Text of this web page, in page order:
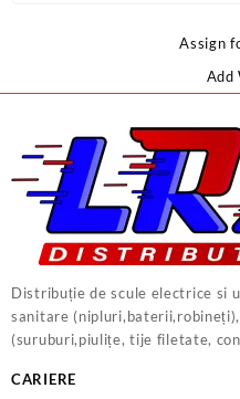
Assign
Add
Distribuție de scule electrice si
sanitare
(suruburi,piulițe, tije filetate,
CARIERE